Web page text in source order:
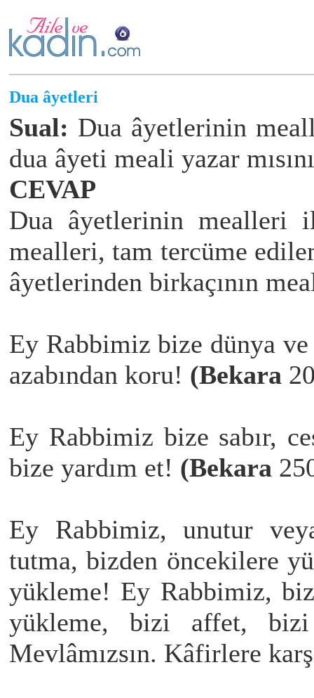
Dua âyetleri
Sual: Dua âyetlerinin
dua âyeti meali yazar
CEVAP
Dua âyetlerinin mealleri
mealleri, tam tercüme
âyetlerinden birkaçının
Ey Rabbimiz bize dünya
azabından koru! (Bekara
Ey Rabbimiz bize sabır,
bize yardım et! (Bekara
Ey Rabbimiz, unutur
tutma, bizden öncekilere
yükleme! Ey Rabbimiz,
yükleme, bizi affet,
Mevlâmızsın. Kâfirlere